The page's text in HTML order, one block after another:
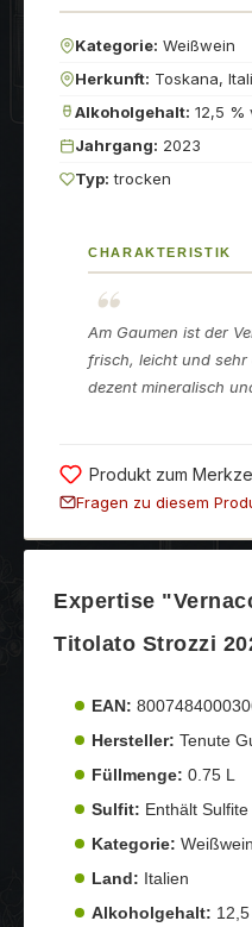
Kategorie: Weißwein
Herkunft: Toskana,
Alkoholgehalt: 12,5 %
Jahrgang: 2023
Typ: trocken
CHARAKTERISTIK
Am Gaumen ist der
frisch, leicht und sehr
dezent mineralisch
Produkt zum
Fragen zu diesem
Expertise
Titolato Strozzi
EAN:
Hersteller: Tenute
Füllmenge: 0.75 L
Sulfit: Enthält Sulfite
Kategorie: Weißwein
Land: Italien
Alkoholgehalt: 12,5